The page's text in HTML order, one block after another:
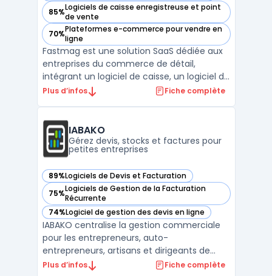
85%Logiciels de caisse enregistreuse et point
de vente
— voir Fastmag dans cette catégorie
70%Plateformes e-commerce pour vendre en
ligne
— voir Fastmag dans cette catégorie
Fastmag est une solution SaaS dédiée aux
entreprises du commerce de détail,
intégrant un logiciel de caisse, un logiciel de
gestion de stock et un logiciel de gestion
points de vente, en optimisant les stocks,
les transa ...
Plus d’infos Fiche complète
IABAKO
Gérez devis, stocks et factures pour
petites entreprises
89%Logiciels de Devis et Facturation
— voir IABAKO dans cette catégorie
75%Logiciels de Gestion de la Facturation
Récurrente
— voir IABAKO dans cette catégorie
74%Logiciel de gestion des devis en ligne
— voir IABAKO dans cette catégorie
IABAKO centralise la gestion commerciale
pour les entrepreneurs, auto-
entrepreneurs, artisans et dirigeants de
petites entreprises. Ce logiciel propose une
Plus d’infos Fiche complète